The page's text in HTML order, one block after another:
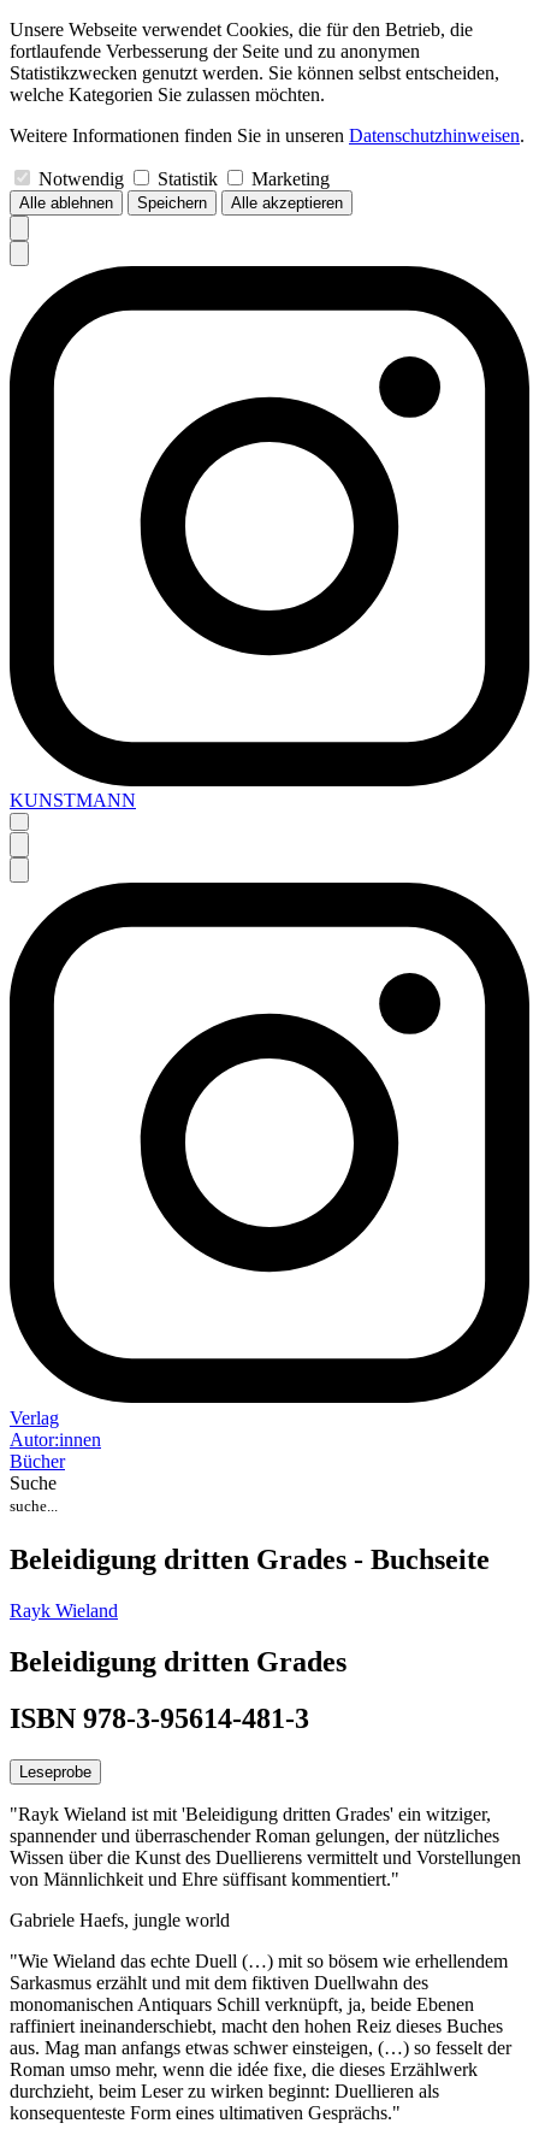
Unsere Webseite verwendet Cookies, die für den Betrieb, die
fortlaufende Verbesserung der Seite und zu anonymen
Statistikzwecken genutzt werden. Sie können selbst entscheiden,
welche Kategorien Sie zulassen möchten.
Weitere Informationen finden Sie in unseren Datenschutzhinweisen.
Notwendig Statistik Marketing
Alle ablehnen Speichern Alle akzeptieren
KUNSTMANN
Verlag
Autor:innen
Bücher
Suche
Beleidigung dritten Grades - Buchseite
Rayk Wieland
Beleidigung dritten Grades
ISBN 978-3-95614-481-3
Leseprobe
"Rayk Wieland ist mit 'Beleidigung dritten Grades' ein witziger,
spannender und überraschender Roman gelungen, der nützliches
Wissen über die Kunst des Duellierens vermittelt und Vorstellungen
von Männlichkeit und Ehre süffisant kommentiert."
Gabriele Haefs, jungle world
"Wie Wieland das echte Duell (…) mit so bösem wie erhellendem
Sarkasmus erzählt und mit dem fiktiven Duellwahn des
monomanischen Antiquars Schill verknüpft, ja, beide Ebenen
raffiniert ineinanderschiebt, macht den hohen Reiz dieses Buches
aus. Mag man anfangs etwas schwer einsteigen, (…) so fesselt der
Roman umso mehr, wenn die idée fixe, die dieses Erzählwerk
durchzieht, beim Leser zu wirken beginnt: Duellieren als
konsequenteste Form eines ultimativen Gesprächs."